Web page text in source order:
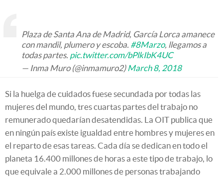
Plaza de Santa Ana de Madrid, García Lorca amanece
con mandil, plumero y escoba. #8Marzo, llegamos a
todas partes. pic.twitter.com/bPlkIbK4UC
— Inma Muro (@inmamuro2)March 8, 2018
Si la huelga de cuidados fuese secundada por todas las
mujeres del mundo, tres cuartas partes del trabajo no
remunerado quedarían desatendidas. La OIT publica que
en ningún país existe igualdad entre hombres y mujeres en
el reparto de esas tareas. Cada día se dedican en todo el
planeta 16.400 millones de horas a este tipo de trabajo, lo
que equivale a 2.000 millones de personas trabajando